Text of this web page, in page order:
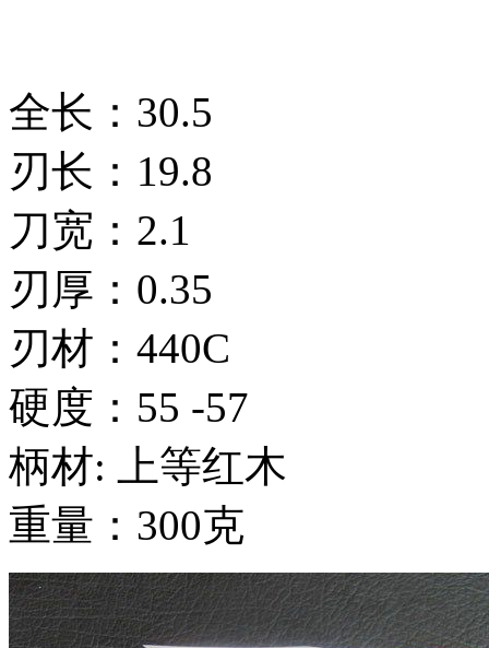
全长：30.5
刃长：19.8
刀宽：2.1
刃厚：0.35
刃材：440C
硬度：55 -57
柄材: 上等红木
重量：300克